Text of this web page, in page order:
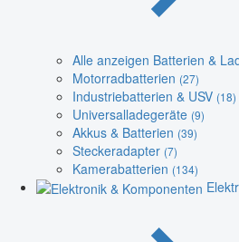
Alle anzeigen Batterien &
Motorradbatterien (27)
Industriebatterien & USV (18)
Universalladegeräte (9)
Akkus & Batterien (39)
Steckeradapter (7)
Kamerabatterien (134)